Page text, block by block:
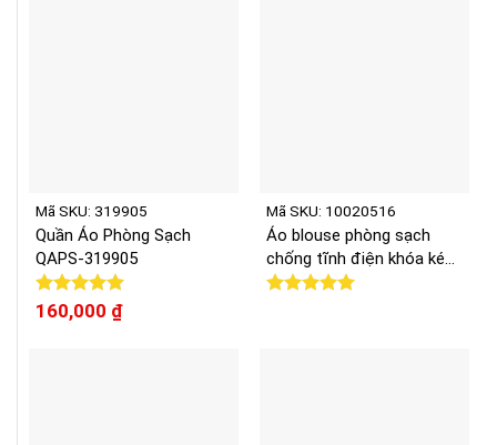
Mã SKU: 319905
Quần Áo Phòng Sạch
QAPS-319905
Được xếp
hạng
160,000 ₫
Mã SKU: 10020516
Áo blouse phòng sạch
chống tĩnh điện khóa kéo
trắng NPU-PS10020516